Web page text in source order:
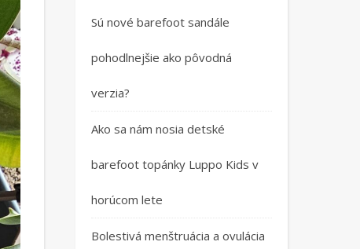
Sú nové barefoot sandále
pohodlnejšie ako pôvodná
verzia?
Ako sa nám nosia detské
barefoot topánky Luppo Kids v
horúcom lete
Bolestivá menštruácia a ovulácia